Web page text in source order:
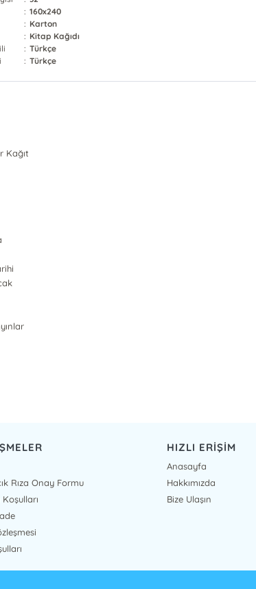
: 160x240
: Karton
: Kitap Kağıdı
: Türkçe
: Türkçe
Kağıt
Rıza Onay Formu
HIZLI ERİŞİM
Anasayfa
Hakkımızda
Bize Ulaşın